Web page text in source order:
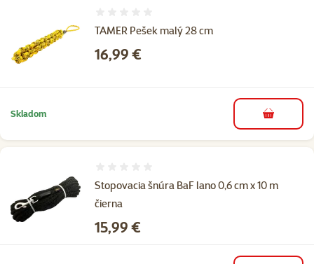
TAMER Pešek malý 28 cm
Cena
16,99 €
Skladom do košíka
Stopovacia šnúra BaF lano 0,6 cm x 10 m
čierna
Cena
15,99 €